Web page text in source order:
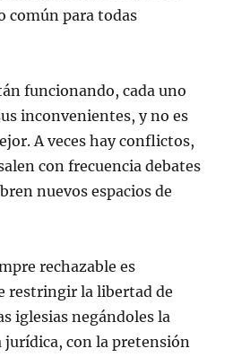
común para todas
funcionando, cada uno
inconvenientes, y no es
A veces hay conflictos,
con frecuencia debates
nuevos espacios de
rechazable es
restringir la libertad de
iglesias negándoles la
jurídica, con la pretensión